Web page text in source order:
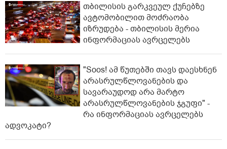
თბილისის გარკვეულ ქუჩებზე
ავტომობილით მოძრაობა
იზრუდება - თბილისის მერია
ინფორმაციას ავრცელებს
"Soos! ამ წუთებში თავს დაესხნენ
არასრულწლოვანების და
სავარაუდოდ არა მარტო
არასრულწლოვანების ჯგუფი" -
რა ინფორმაციას ავრცელებს
ადვოკატი?